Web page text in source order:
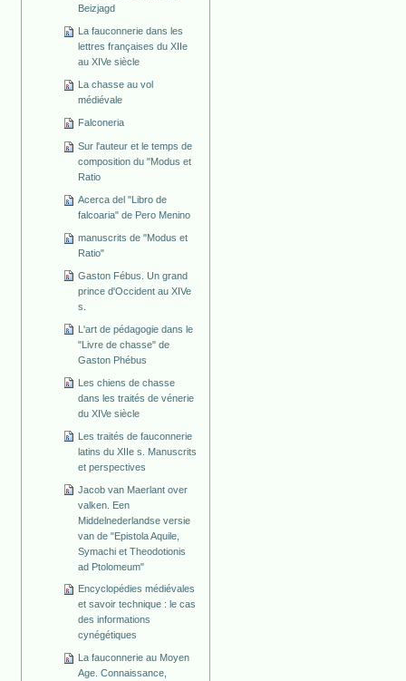
Beizjagd
La fauconnerie dans les
lettres françaises du XIIe
au XIVe siècle
La chasse au vol
médiévale
Falconeria
Sur l'auteur et le temps de
composition du "Modus et
Ratio
Acerca del "Libro de
falcoaria" de Pero Menino
manuscrits de "Modus et
Ratio"
Gaston Fébus. Un grand
prince d'Occident au XIVe
s.
L'art de pédagogie dans le
"Livre de chasse" de
Gaston Phébus
Les chiens de chasse
dans les traités de vénerie
du XIVe siècle
Les traités de fauconnerie
latins du XIIe s. Manuscrits
et perspectives
Jacob van Maerlant over
valken. Een
Middelnederlandse versie
van de "Epistola Aquile,
Symachi et Theodotionis
ad Ptolomeum"
Encyclopédies médiévales
et savoir technique : le cas
des informations
cynégétiques
La fauconnerie au Moyen
Age. Connaissance,